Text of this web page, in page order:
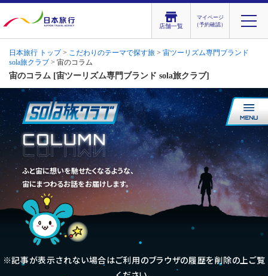
店舗一覧
マイページ
（予約確認）
日本旅行 トップ> こだわりのテーマで探す旅 > 宙ツーリズム専門ブランド
sola旅クラブ > 宙のコラム
宙のコラム [宙ツーリズム専門ブランド sola旅クラブ]
ふと宙に想いを馳せたくなるような、
宙にまつわるお話をお届けします。
※記事が表示されない場合はご利用のブラウザの履歴を削除の上ご覧